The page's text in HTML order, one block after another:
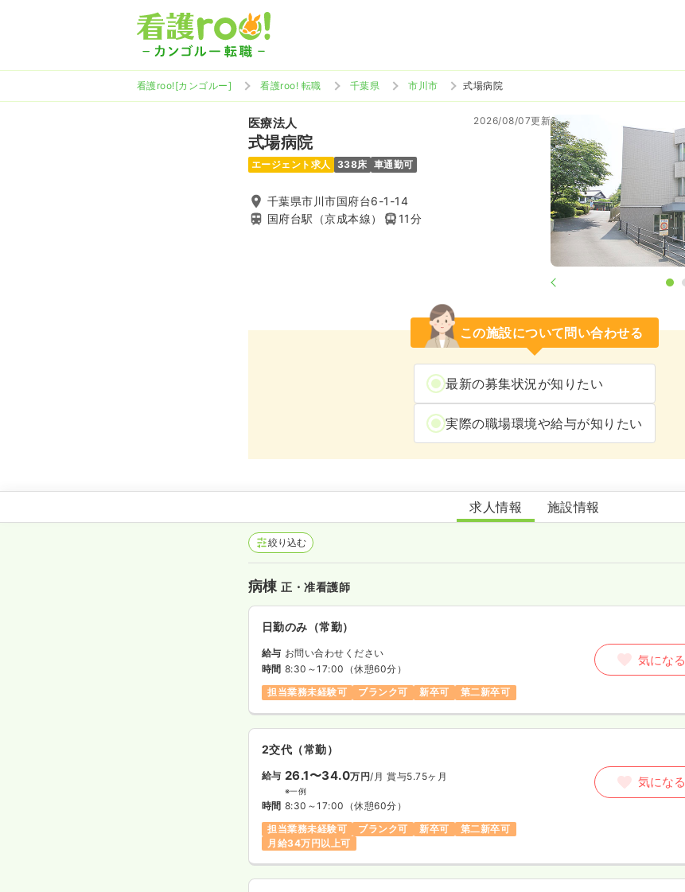
看護roo![カンゴルー] 看護roo! 転職 千葉県 市川市 式場病院
医療法人
式場病院
2026/08/07更新
エージェント求人 338床 車通勤可
千葉県市川市国府台6-1-14
国府台駅（京成本線）
11分
この施設について問い合わせる
最新の募集状況が知りたい
実際の職場環境や給与が知りたい
式場病院
求人情報 施設情報
絞り込む
病棟正・准看護師
日勤のみ（常勤）
給与 お問い合わせください
時間 8:30～17:00 （休憩60分）
担当業務未経験可
ブランク可 新卒可 第二新卒可
気になる
2交代（常勤）
給与 26.1〜34.0万円/月 賞与5.75ヶ月
※一例
時間 8:30～17:00 （休憩60分）
担当業務未経験可
ブランク可 新卒可
第二新卒可
月給34万円以上可
気になる